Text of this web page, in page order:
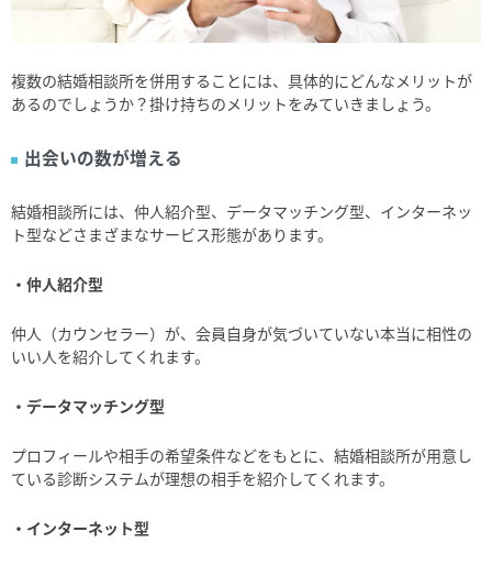
複数の結婚相談所を併用することには、具体的にどんなメリットが
あるのでしょうか？掛け持ちのメリットをみていきましょう。
出会いの数が増える
結婚相談所には、仲人紹介型、データマッチング型、インターネッ
ト型などさまざまなサービス形態があります。
・仲人紹介型
仲人（カウンセラー）が、会員自身が気づいていない本当に相性の
いい人を紹介してくれます。
・データマッチング型
プロフィールや相手の希望条件などをもとに、結婚相談所が用意し
ている診断システムが理想の相手を紹介してくれます。
・インターネット型